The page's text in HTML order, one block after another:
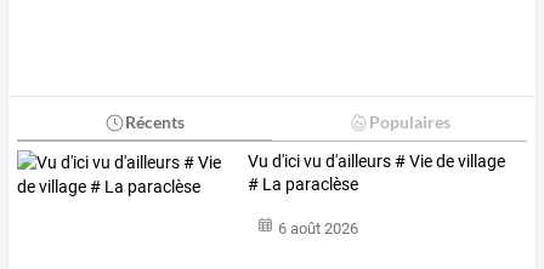
Récents Populaires
Vu d'ici vu d'ailleurs # Vie de village
# La paraclèse
6 août 2026